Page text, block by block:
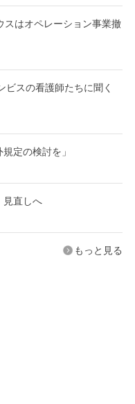
はオペレーション事業撤
ビスの看護師たちに聞く
定の検討を」
直しへ
もっと見る